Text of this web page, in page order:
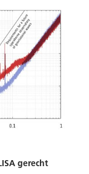
gerecht